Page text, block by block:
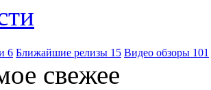
6 Ближайшие релизы 15 Видео обзоры 101
свежее